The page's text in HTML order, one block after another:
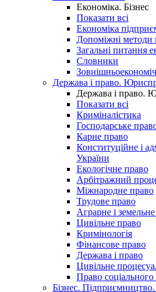
Економіка. Бізнес
Показати всі
Економіка
Допоміжні методи
Загальні питання
Словники
Держава і право.
Держава і право.
Показати всі
Криміналістика
Господарське
Карне право
Конституційне і
України
Екологічне право
Арбітражний
Міжнародне право
Трудове право
Аграрне і
Цивільне право
Кримінологія
Фінансове право
Держава і право
Цивільне
Право соціального
Бізнес.